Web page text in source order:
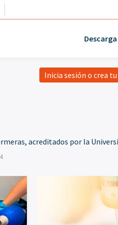
acreditados por la
Inicia sesión o crea